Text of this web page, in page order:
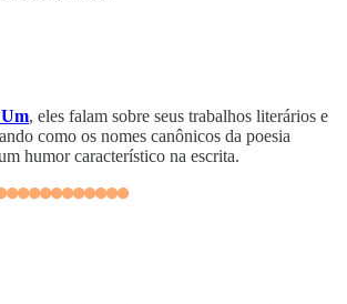
, eles falam sobre seus trabalhos literários e
como os nomes canônicos da poesia
humor característico na escrita.